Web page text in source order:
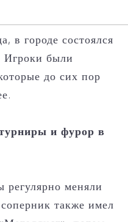
в городе состоялся
Игроки были
до сих пор
и фурор в
меняли
также имел